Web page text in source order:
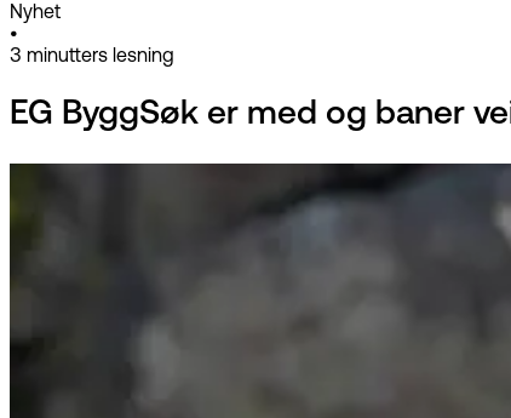
Nyhet
•
3 minutters lesning
EG ByggSøk er med og baner